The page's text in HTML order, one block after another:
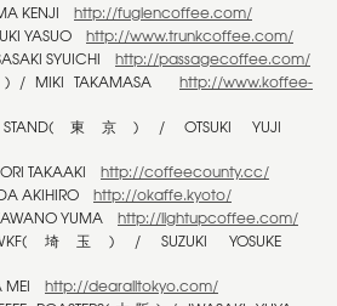
KENJI http://fuglencoffee.com/
YASUO http://www.trunkcoffee.com/
SYUICHI http://passagecoffee.com/
) / MIKI TAKAMASA http://www.koffee-
STAND(東京) / OTSUKI YUJI
TAKAAKI http://coffeecounty.cc/
AKIHIRO http://okaffe.kyoto/
YUMA http://lightupcoffee.com/
埼玉) / SUZUKI YOSUKE
MEI http://dearalltokyo.com/